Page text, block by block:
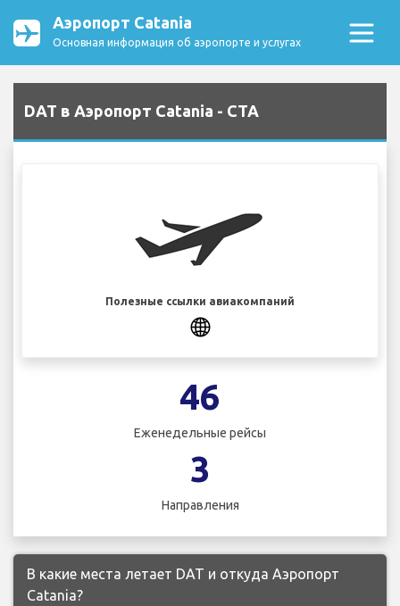
Аэропорт Catania
Основная информация об аэропорте и услугах
DAT в Аэропорт Catania - CTA
Полезные ссылки авиакомпаний
46
Еженедельные рейсы
3
Направления
В какие места летает DAT и откуда Аэропорт
Catania?